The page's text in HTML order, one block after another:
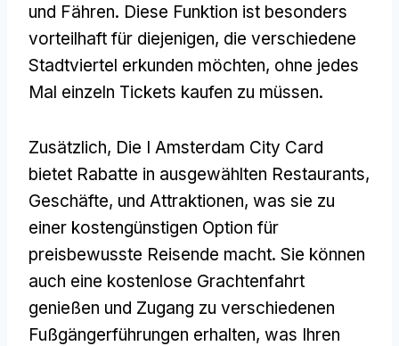
und Fähren. Diese Funktion ist besonders
vorteilhaft für diejenigen, die verschiedene
Stadtviertel erkunden möchten, ohne jedes
Mal einzeln Tickets kaufen zu müssen.
Zusätzlich, Die I Amsterdam City Card
bietet Rabatte in ausgewählten Restaurants,
Geschäfte, und Attraktionen, was sie zu
einer kostengünstigen Option für
preisbewusste Reisende macht. Sie können
auch eine kostenlose Grachtenfahrt
genießen und Zugang zu verschiedenen
Fußgängerführungen erhalten, was Ihren